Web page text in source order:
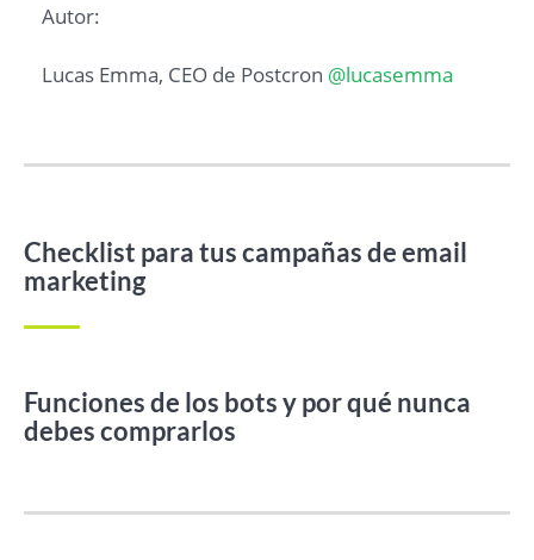
Autor:
Lucas Emma, CEO de Postcron @lucasemma
Checklist para tus campañas de email
marketing
Funciones de los bots y por qué nunca
debes comprarlos